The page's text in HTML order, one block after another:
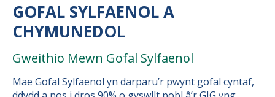
GOFAL SYLFAENOL A
CHYMUNEDOL
Gweithio Mewn Gofal Sylfaenol
Mae Gofal Sylfaenol yn darparu’r pwynt gofal cyntaf,